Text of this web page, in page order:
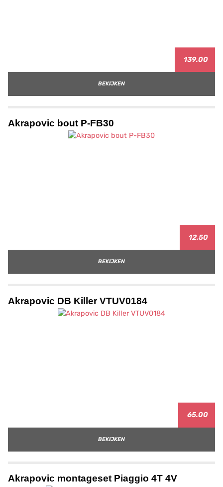
139.00
BEKIJKEN
Akrapovic bout P-FB30
12.50
BEKIJKEN
Akrapovic DB Killer VTUV0184
65.00
BEKIJKEN
Akrapovic montageset Piaggio 4T 4V